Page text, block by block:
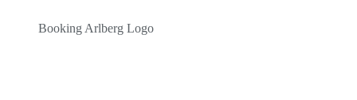
Booking Arlberg Logo